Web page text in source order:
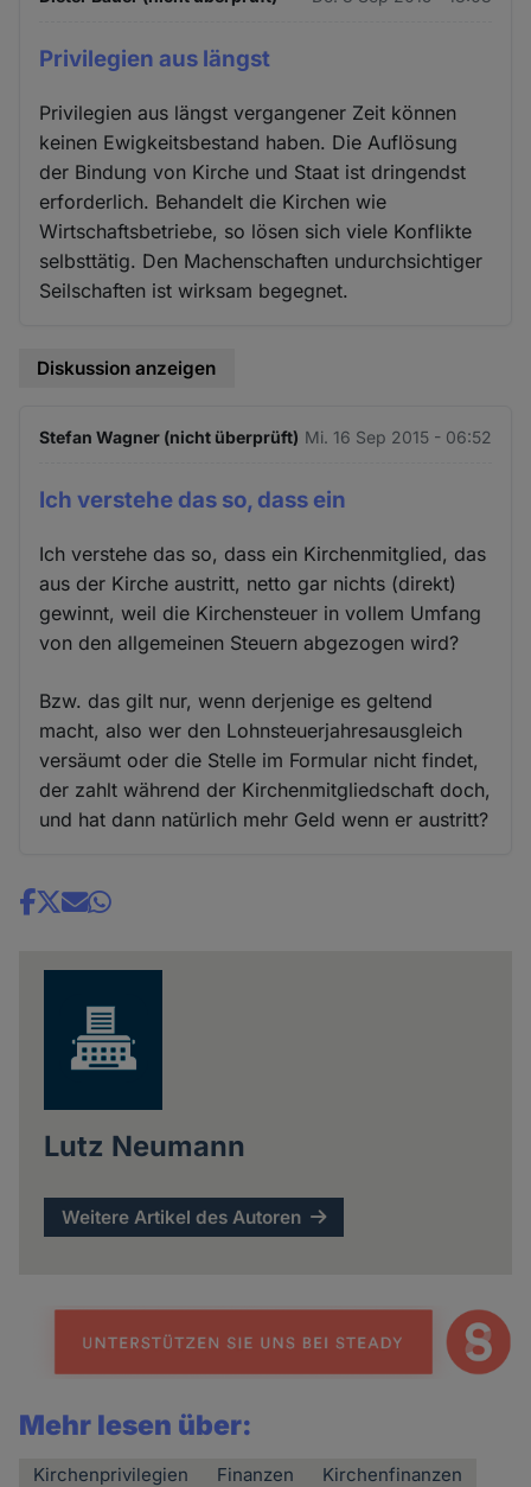
Privilegien aus längst
Privilegien aus längst vergangener Zeit können
keinen Ewigkeitsbestand haben. Die Auflösung
der Bindung von Kirche und Staat ist dringendst
erforderlich. Behandelt die Kirchen wie
Wirtschaftsbetriebe, so lösen sich viele Konflikte
selbsttätig. Den Machenschaften undurchsichtiger
Seilschaften ist wirksam begegnet.
Diskussion anzeigen
Stefan Wagner (nicht überprüft) Mi. 16 Sep 2015 - 06:52
Ich verstehe das so, dass ein
Ich verstehe das so, dass ein Kirchenmitglied, das
aus der Kirche austritt, netto gar nichts (direkt)
gewinnt, weil die Kirchensteuer in vollem Umfang
von den allgemeinen Steuern abgezogen wird?
Bzw. das gilt nur, wenn derjenige es geltend
macht, also wer den Lohnsteuerjahresausgleich
versäumt oder die Stelle im Formular nicht findet,
der zahlt während der Kirchenmitgliedschaft doch,
und hat dann natürlich mehr Geld wenn er austritt?
Share
Lutz Neumann
Weitere Artikel des Autoren
Mehr lesen über:
Kirchenprivilegien Finanzen
Kirchenfinanzen